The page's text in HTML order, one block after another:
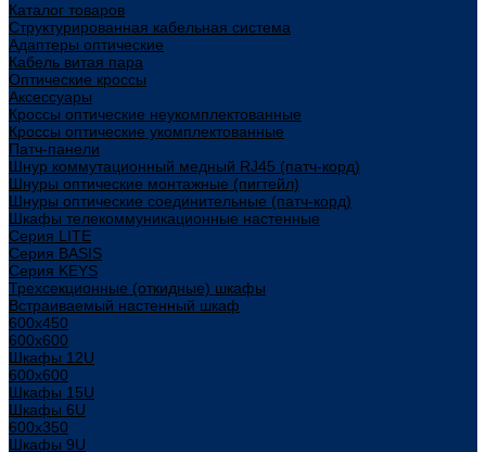
Каталог товаров
Структурированная кабельная система
Адаптеры оптические
Кабель витая пара
Оптические кроссы
Аксессуары
Кроссы оптические неукомплектованные
Кроссы оптические укомплектованные
Патч-панели
Шнур коммутационный медный RJ45 (патч-корд)
Шнуры оптические монтажные (пигтейл)
Шнуры оптические соединительные (патч-корд)
Шкафы телекоммуникационные настенные
Cерия LITE
Cерия BASIS
Cерия KEYS
Трехсекционные (откидные) шкафы
Встраиваемый настенный шкаф
600x450
600x600
Шкафы 12U
600x600
Шкафы 15U
Шкафы 6U
600x350
Шкафы 9U